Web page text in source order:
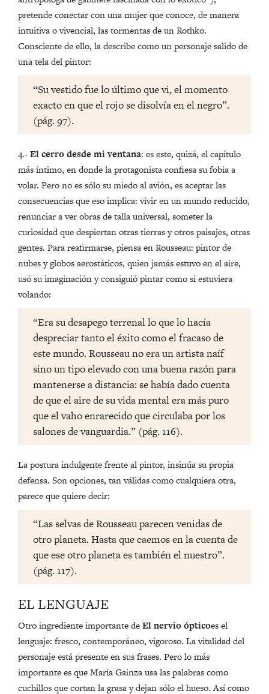
pretende conectar con una mujer que conoce, de manera
intuitiva o vivencial, las tormentas de un Rothko.
Consciente de ello, la describe como un personaje salido de
una tela del pintor:
“Su vestido fue lo último que vi, el momento
exacto en que el rojo se disolvía en el negro”.
(pág. 97).
4.-El cerro desde mi ventana: es este, quizá, el capítulo
más íntimo, en donde la protagonista confiesa su fobia a
volar. Pero no es sólo su miedo al avión, es aceptar las
consecuencias que eso implica: vivir en un mundo reducido,
renunciar a ver obras de talla universal, someter la
curiosidad que despiertan otras tierras y otros paisajes, otras
gentes. Para reafirmarse, piensa en Rousseau: pintor de
nubes y globos aerostáticos, quien jamás estuvo en el aire,
usó su imaginación y consiguió pintar como si estuviera
volando:
“Era su desapego terrenal lo que lo hacía
despreciar tanto el éxito como el fracaso de
este mundo. Rousseau no era un artista naíf
sino un tipo elevado con una buena razón para
mantenerse a distancia: se había dado cuenta
de que el aire de su vida mental era más puro
que el vaho enrarecido que circulaba por los
salones de vanguardia.” (pág. 116).
La postura indulgente frente al pintor, insinúa su propia
defensa. Son opciones, tan válidas como cualquiera otra,
parece que quiere decir:
“Las selvas de Rousseau parecen venidas de
otro planeta. Hasta que caemos en la cuenta de
que ese otro planeta es también el nuestro”.
(pág. 117).
EL LENGUAJE
Otro ingrediente importante deEl nervio ópticoes el
lenguaje: fresco, contemporáneo, vigoroso. La vitalidad del
personaje está presente en sus frases. Pero lo más
importante es que María Gainza usa las palabras como
cuchillos que cortan la grasa y dejan sólo el hueso. Así como